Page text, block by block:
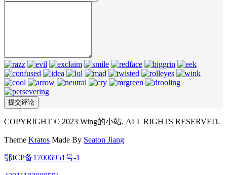
COPYRIGHT © 2023 Wing的小站. ALL RIGHTS RESERVED.
Theme Kratos Made By Seaton Jiang
鄂ICP备17006951号-1